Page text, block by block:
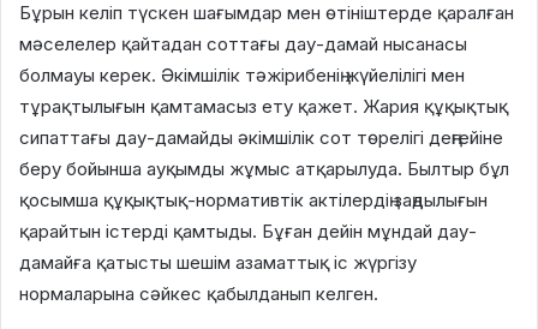
Бұрын келіп түскен шағымдар мен өтініштерде қаралған
мәселелер қайтадан соттағы дау-дамай нысанасы
болмауы керек. Әкімшілік тәжірибенің жүйелілігі мен
тұрақтылығын қамтамасыз ету қажет. Жария құқықтық
сипаттағы дау-дамайды әкімшілік сот төрелігі деңгейіне
беру бойынша ауқымды жұмыс атқарылуда. Былтыр бұл
қосымша құқықтық-нормативтік актілердің заңдылығын
қарайтын істерді қамтыды. Бұған дейін мұндай дау-
дамайға қатысты шешім азаматтық іс жүргізу
нормаларына сәйкес қабылданып келген.